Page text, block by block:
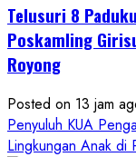
Telusuri 8
Poskamling
Royong
Posted on 13 jam
Penyuluh KUA
Lingkungan Anak di